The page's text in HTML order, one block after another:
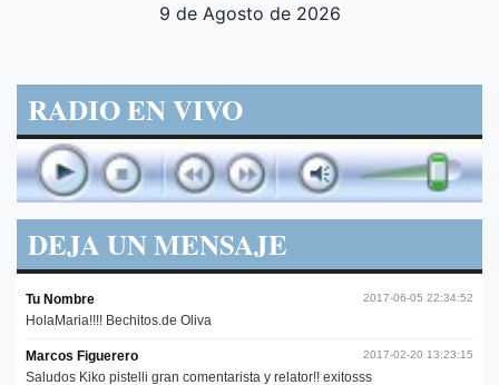
9 de Agosto de 2026
RADIO EN VIVO
DEJA UN MENSAJE